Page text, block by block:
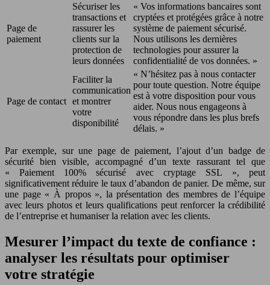
Page de
paiement
Sécuriser les
transactions et
rassurer les
clients sur la
protection de
leurs données
« Vos informations bancaires sont
cryptées et protégées grâce à notre
système de paiement sécurisé.
Nous utilisons les dernières
technologies pour assurer la
confidentialité de vos données. »
Page de contact
Faciliter la
communication
et montrer
votre
disponibilité
« N’hésitez pas à nous contacter
pour toute question. Notre équipe
est à votre disposition pour vous
aider. Nous nous engageons à
vous répondre dans les plus brefs
délais. »
Par exemple, sur une page de paiement, l’ajout d’un badge de
sécurité bien visible, accompagné d’un texte rassurant tel que
« Paiement 100% sécurisé avec cryptage SSL », peut
significativement réduire le taux d’abandon de panier. De même, sur
une page « À propos », la présentation des membres de l’équipe
avec leurs photos et leurs qualifications peut renforcer la crédibilité
de l’entreprise et humaniser la relation avec les clients.
Mesurer l’impact du texte de confiance :
analyser les résultats pour optimiser
votre stratégie